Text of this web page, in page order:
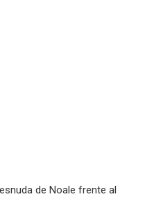
de Noale frente al